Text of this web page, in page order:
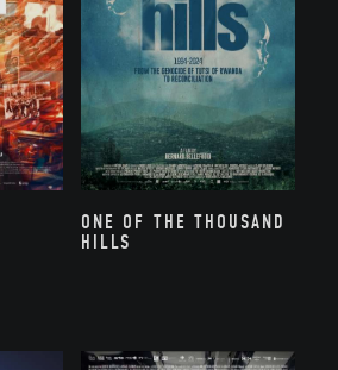
ONE OF THE THOUSAND
HILLS